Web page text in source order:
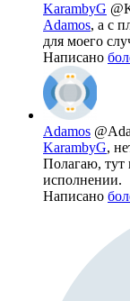
KarambyG
Adamos, а с
для моего
Написано
Adamos
KarambyG,
Полагаю, тут
исполнении.
Написано